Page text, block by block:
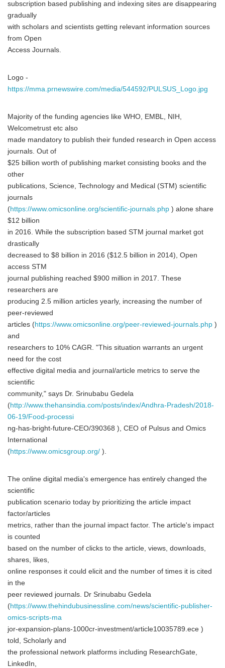
subscription based publishing and indexing sites are disappearing
gradually
with scholars and scientists getting relevant information sources
from Open
Access Journals.
Logo -
https://mma.prnewswire.com/media/544592/PULSUS_Logo.jpg
Majority of the funding agencies like WHO, EMBL, NIH,
Welcometrust etc also
made mandatory to publish their funded research in Open access
journals. Out of
$25 billion worth of publishing market consisting books and the
other
publications, Science, Technology and Medical (STM) scientific
journals
(https://www.omicsonline.org/scientific-journals.php ) alone share
$12 billion
in 2016. While the subscription based STM journal market got
drastically
decreased to $8 billion in 2016 ($12.5 billion in 2014), Open
access STM
journal publishing reached $900 million in 2017. These
researchers are
producing 2.5 million articles yearly, increasing the number of
peer-reviewed
articles (https://www.omicsonline.org/peer-reviewed-journals.php )
and
researchers to 10% CAGR. "This situation warrants an urgent
need for the cost
effective digital media and journal/article metrics to serve the
scientific
community," says Dr. Srinubabu Gedela
(http://www.thehansindia.com/posts/index/Andhra-Pradesh/2018-
06-19/Food-processi
ng-has-bright-future-CEO/390368 ), CEO of Pulsus and Omics
International
(https://www.omicsgroup.org/ ).
The online digital media's emergence has entirely changed the
scientific
publication scenario today by prioritizing the article impact
factor/articles
metrics, rather than the journal impact factor. The article's impact
is counted
based on the number of clicks to the article, views, downloads,
shares, likes,
online responses it could elicit and the number of times it is cited
in the
peer reviewed journals. Dr Srinubabu Gedela
(https://www.thehindubusinessline.com/news/scientific-publisher-
omics-scripts-ma
jor-expansion-plans-1000cr-investment/article10035789.ece )
told, Scholarly and
the professional network platforms including ResearchGate,
LinkedIn,